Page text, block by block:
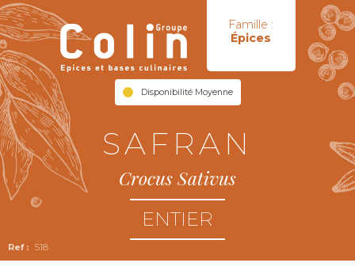
Famille :
Épices
Disponibilité Moyenne
518
SAFRAN
Crocus Sativus
ENTIER